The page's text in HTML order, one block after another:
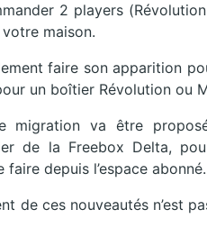
2 players
maison.
faire son apparition
un boîtier Révolution ou
migration va être
de la Freebox Delta,
depuis l’espace abonné.
de ces nouveautés n’est